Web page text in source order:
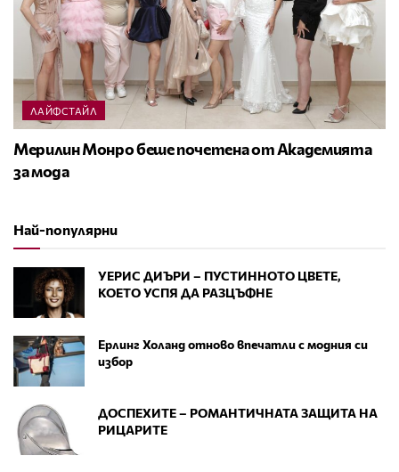
ЛАЙФСТАЙЛ
Мерилин Монро беше почетена от Академията
за мода
Най-популярни
УЕРИС ДИЪРИ – ПУСТИННОТО ЦВЕТЕ,
КОЕТО УСПЯ ДА РАЗЦЪФНЕ
Ерлинг Холанд отново впечатли с модния си
избор
ДОСПЕХИТЕ – РОМАНТИЧНАТА ЗАЩИТА НА
РИЦАРИТЕ